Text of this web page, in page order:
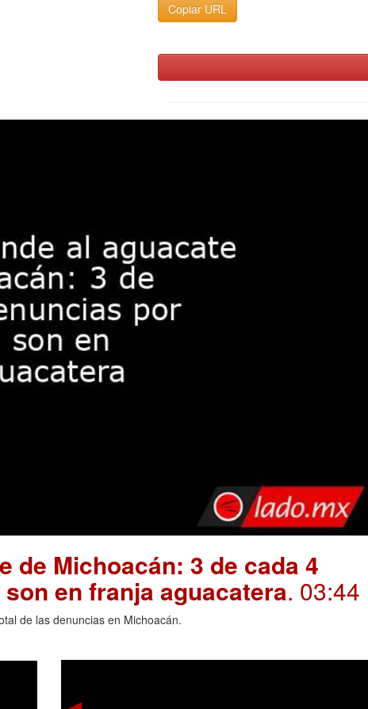
Copiar URL
de Michoacán: 3 de cada 4
en franja aguacatera. 03:44
de las denuncias en Michoacán.